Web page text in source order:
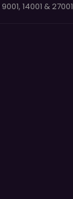
9001, 14001 & 27001